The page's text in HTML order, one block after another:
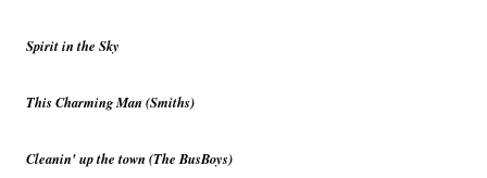
Spirit in the Sky
This Charming Man (Smiths)
Cleanin' up the town (The BusBoys)